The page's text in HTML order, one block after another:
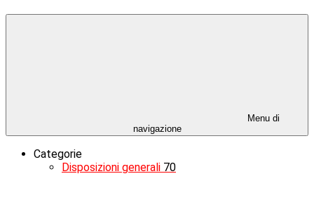
Menu di
navigazione
Categorie
Disposizioni generali 70